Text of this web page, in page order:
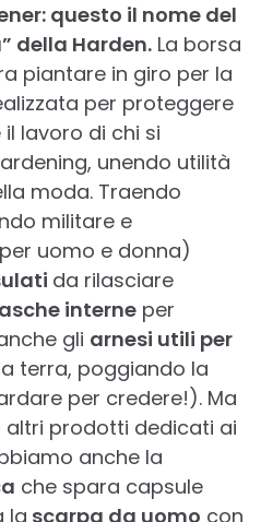
questo il nome del
della Harden. La borsa
piantare in giro per la
per proteggere
lavoro di chi si
unendo utilità
moda. Traendo
militare e
uomo e donna)
da rilasciare
interne per
gli arnesi utili per
terra, poggiando la
per credere!). Ma
altri prodotti dedicati ai
anche la
che spara capsule
la scarpa da uomo con